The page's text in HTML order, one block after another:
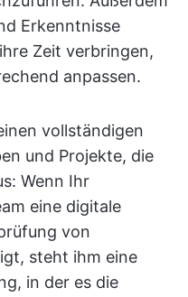
Erkenntnisse
Zeit verbringen,
anpassen.
vollständigen
und Projekte, die
Wenn Ihr
eine digitale
von
steht ihm eine
in der es die